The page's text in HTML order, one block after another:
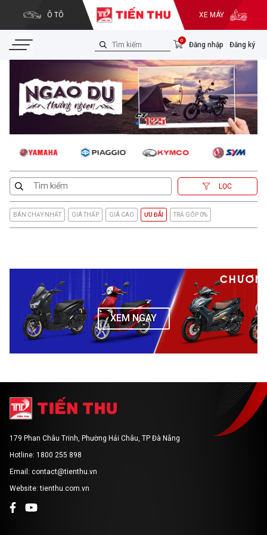
Ô TÔ XE MÁY
0
Đăng nhập Đăng ký
BÁN CHẠY NHẤT GIÁ THẤP GIÁ CAO ƯU ĐÃI TRẢ GÓP 0%
LỌC
XEM NGAY
179 Phan Châu Trinh, Phường Hải Châu, TP Đà Nẵng
Hotline: 1800 255 898
Email: contact@tienthu.vn
Website: tienthu.com.vn